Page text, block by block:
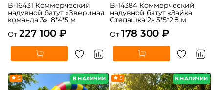
B-16431 Коммерческий
надувной батут «Звериная
команда 3», 8*4*5 м
От 227 100 ₽
B-14384 Коммерческий
надувной батут «Зайка
Степашка 2» 5*5*2,8 м
От 178 300 ₽
В НАЛИЧИИ
5 В НАЛИЧИИ
5